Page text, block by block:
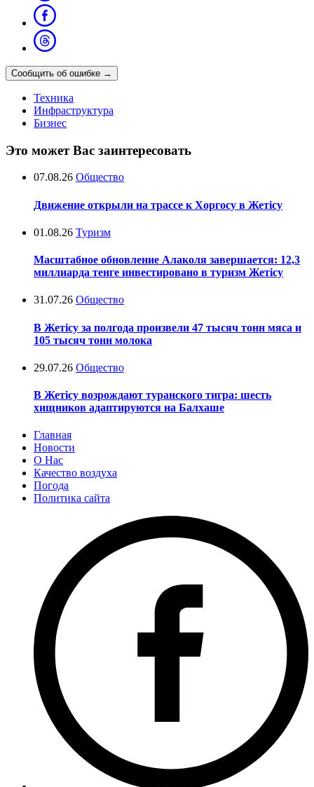
Сообщить об ошибке →
Техника
Инфраструктура
Бизнес
Это может Вас заинтересовать
07.08.26 Общество
Движение открыли на трассе к Хоргосу в Жетісу
01.08.26 Туризм
Масштабное обновление Алаколя завершается: 12,3
миллиарда тенге инвестировано в туризм Жетісу
31.07.26 Общество
В Жетісу за полгода произвели 47 тысяч тонн мяса и
105 тысяч тонн молока
29.07.26 Общество
В Жетісу возрождают туранского тигра: шесть
хищников адаптируются на Балхаше
Главная
Новости
О Нас
Качество воздуха
Погода
Политика сайта